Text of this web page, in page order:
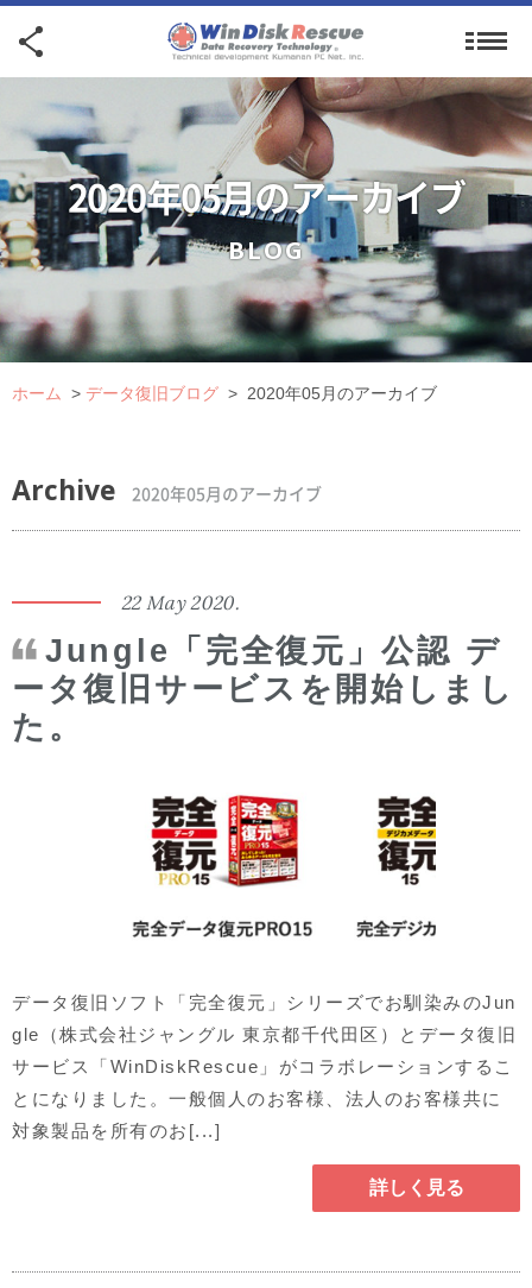
2020年05月のアーカイブ
BLOG
ホーム > データ復旧ブログ > 2020年05月のアーカイブ
Archive 2020年05月のアーカイブ
22 May 2020.
Jungle「完全復元」公認 デ
ータ復旧サービスを開始しまし
た。
データ復旧ソフト「完全復元」シリーズでお馴染みのJun
gle（株式会社ジャングル 東京都千代田区）とデータ復旧
サービス「WinDiskRescue」がコラボレーションするこ
とになりました。一般個人のお客様、法人のお客様共に
対象製品を所有のお[...]
詳しく見る